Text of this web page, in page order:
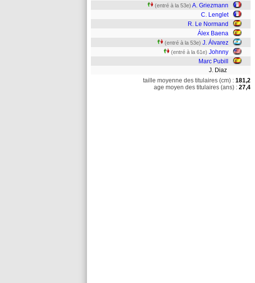
(entré à la 53e) A. Griezmann
C. Lenglet
R. Le Normand
Álex Baena
(entré à la 53e) J. Álvarez
(entré à la 61e) Johnny
Marc Pubill
J. Diaz
taille moyenne des titulaires (cm) : 181,2
age moyen des titulaires (ans) : 27,4